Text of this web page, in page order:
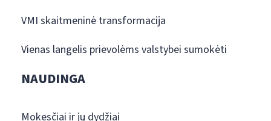
VMI skaitmeninė transformacija
Vienas langelis prievolėms valstybei sumokėti
NAUDINGA
Mokesčiai ir jų dydžiai